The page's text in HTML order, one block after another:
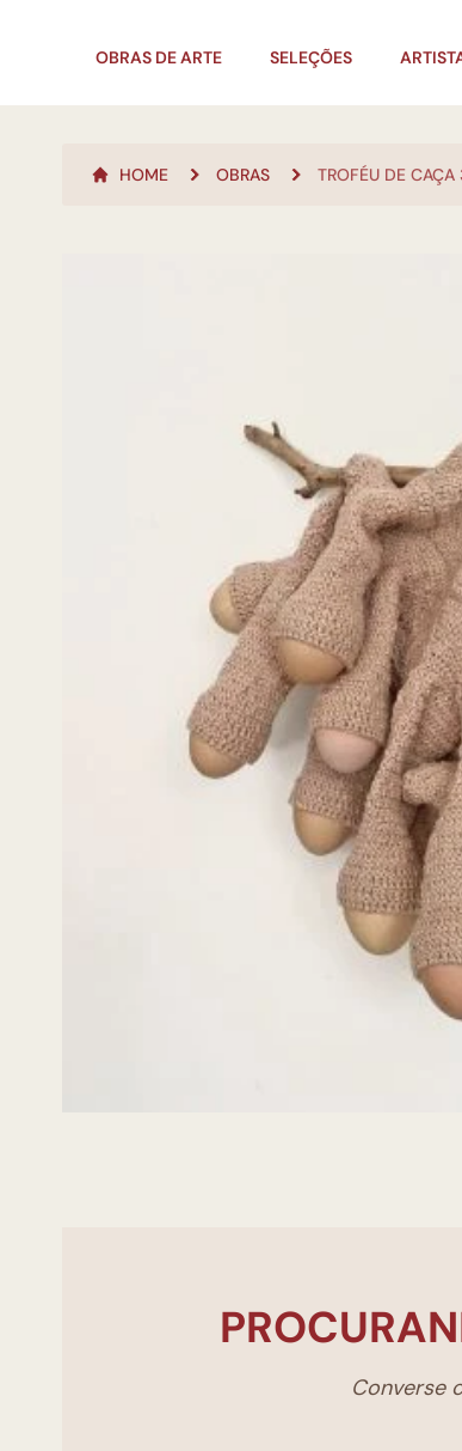
OBRAS DE ARTE SELEÇÕES
HOME OBRAS TROFÉU DE CAÇA
Converse